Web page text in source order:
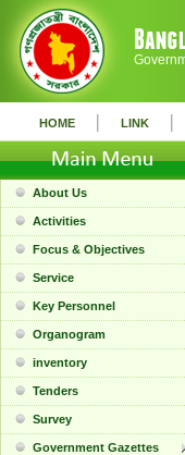
HOME | LINK |
About Us
Activities
Focus & Objectives
Service
Key Personnel
Organogram
inventory
Tenders
Survey
Government Gazettes